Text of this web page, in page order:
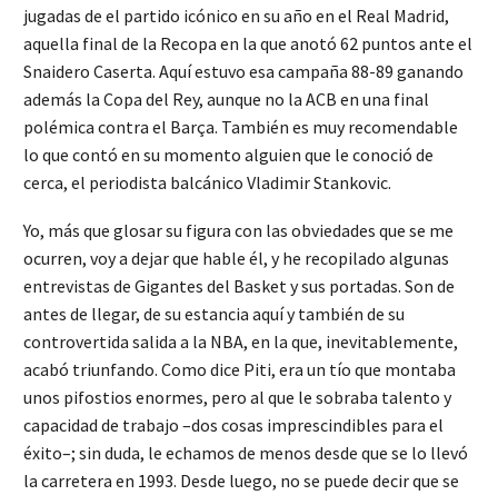
jugadas de el partido icónico en su año en el Real Madrid,
aquella final de la Recopa en la que anotó 62 puntos ante el
Snaidero Caserta. Aquí estuvo esa campaña 88-89 ganando
además la Copa del Rey, aunque no la ACB en una final
polémica contra el Barça. También es muy recomendable
lo que contó en su momento alguien que le conoció de
cerca, el periodista balcánico Vladimir Stankovic.
Yo, más que glosar su figura con las obviedades que se me
ocurren, voy a dejar que hable él, y he recopilado algunas
entrevistas de Gigantes del Basket y sus portadas. Son de
antes de llegar, de su estancia aquí y también de su
controvertida salida a la NBA, en la que, inevitablemente,
acabó triunfando. Como dice Piti, era un tío que montaba
unos pifostios enormes, pero al que le sobraba talento y
capacidad de trabajo –dos cosas imprescindibles para el
éxito–; sin duda, le echamos de menos desde que se lo llevó
la carretera en 1993. Desde luego, no se puede decir que se